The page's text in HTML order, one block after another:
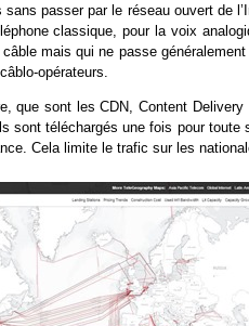
passer par le réseau ouvert de
classique, pour la voix
mais qui ne passe
opérateurs.
que sont les CDN, Content
sont téléchargés une fois pour
Cela limite le trafic sur les